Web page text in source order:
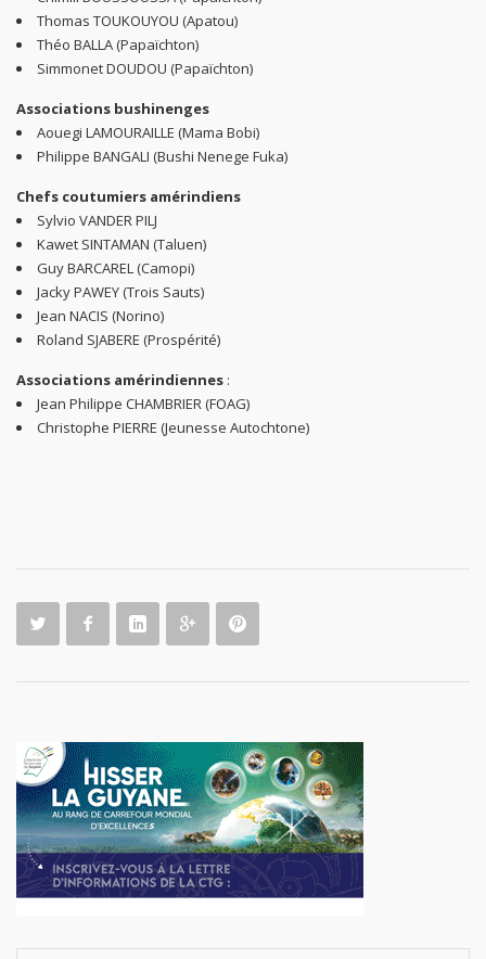
Thomas TOUKOUYOU (Apatou)
Théo BALLA (Papaïchton)
Simmonet DOUDOU (Papaïchton)
Associations bushinenges
Aouegi LAMOURAILLE (Mama Bobi)
Philippe BANGALI (Bushi Nenege Fuka)
Chefs coutumiers amérindiens
Sylvio VANDER PILJ
Kawet SINTAMAN (Taluen)
Guy BARCAREL (Camopi)
Jacky PAWEY (Trois Sauts)
Jean NACIS (Norino)
Roland SJABERE (Prospérité)
Associations amérindiennes :
Jean Philippe CHAMBRIER (FOAG)
Christophe PIERRE (Jeunesse Autochtone)